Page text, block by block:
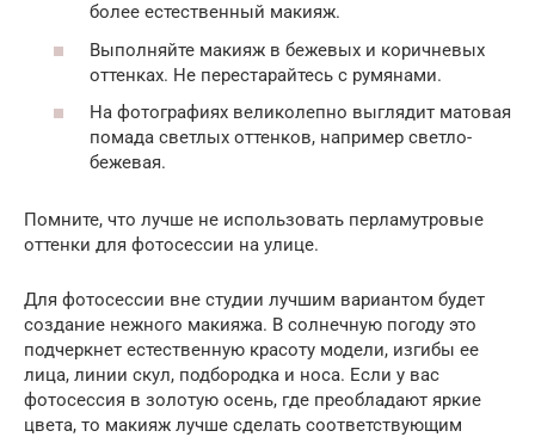
более естественный макияж.
Выполняйте макияж в бежевых и коричневых
оттенках. Не перестарайтесь с румянами.
На фотографиях великолепно выглядит матовая
помада светлых оттенков, например светло-
бежевая.
Помните, что лучше не использовать перламутровые
оттенки для фотосессии на улице.
Для фотосессии вне студии лучшим вариантом будет
создание нежного макияжа. В солнечную погоду это
подчеркнет естественную красоту модели, изгибы ее
лица, линии скул, подбородка и носа. Если у вас
фотосессия в золотую осень, где преобладают яркие
цвета, то макияж лучше сделать соответствующим